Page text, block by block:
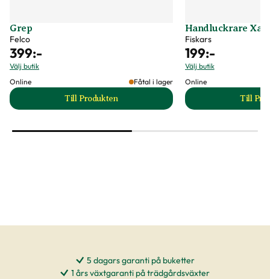
Grep
Felco
399:-
Välj butik
Online
Fåtal i lager
Till Produkten
till Grep produktsida
Handluckrare Xact
Fiskars
199:-
Välj butik
Online
Till
5 dagars garanti på buketter
1 års växtgaranti på trädgårdsväxter